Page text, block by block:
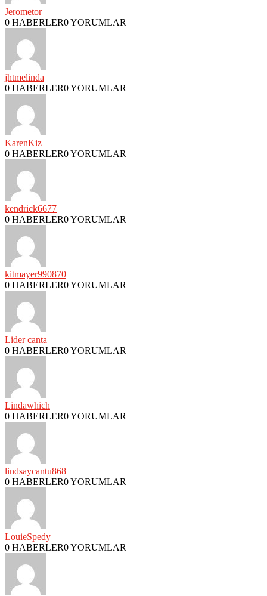
Jerometor
0 HABERLER0 YORUMLAR
jhtmelinda
0 HABERLER0 YORUMLAR
KarenKiz
0 HABERLER0 YORUMLAR
kendrick6677
0 HABERLER0 YORUMLAR
kitmayer990870
0 HABERLER0 YORUMLAR
Lider canta
0 HABERLER0 YORUMLAR
Lindawhich
0 HABERLER0 YORUMLAR
lindsaycantu868
0 HABERLER0 YORUMLAR
LouieSpedy
0 HABERLER0 YORUMLAR